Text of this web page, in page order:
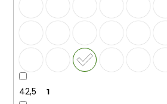
42,5 1